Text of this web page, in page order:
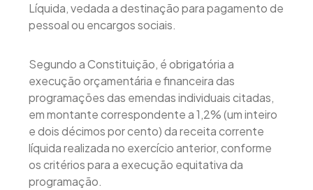
Líquida, vedada a destinação para pagamento de
pessoal ou encargos sociais.
Segundo a Constituição, é obrigatória a
execução orçamentária e financeira das
programações das emendas individuais citadas,
em montante correspondente a 1,2% (um inteiro
e dois décimos por cento) da receita corrente
líquida realizada no exercício anterior, conforme
os critérios para a execução equitativa da
programação.